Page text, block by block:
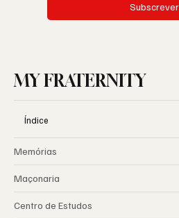
Subscrever
MY FRATERNITY
Índice
Memórias
Maçonaria
Centro de Estudos